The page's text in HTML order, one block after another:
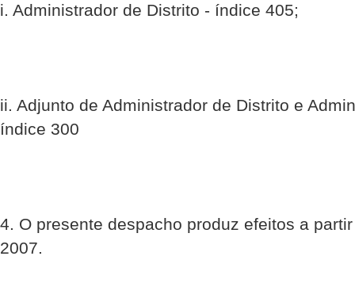
i. Administrador de Distrito - índice 405;
ii. Adjunto de Administrador de Distrito e
índice 300
4. O presente despacho produz efeitos a
2007.